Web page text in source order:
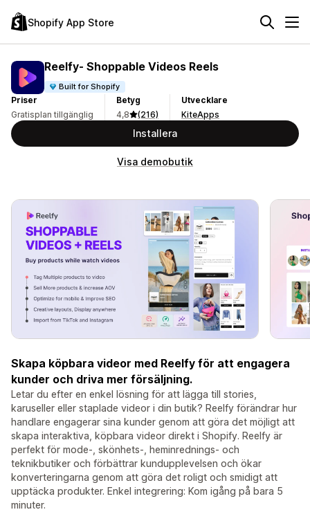
Shopify App Store
Reelfy‑ Shoppable Videos Reels
Built for Shopify
Priser
Gratisplan tillgänglig
Betyg
4,8
(216)
Utvecklare
KiteApps
Installera
Visa demobutik
Skapa köpbara videor med Reelfy för att engagera
kunder och driva mer försäljning.
Letar du efter en enkel lösning för att lägga till stories,
karuseller eller staplade videor i din butik? Reelfy förändrar hur
handlare engagerar sina kunder genom att göra det möjligt att
skapa interaktiva, köpbara videor direkt i Shopify. Reelfy är
perfekt för mode-, skönhets-, heminrednings- och
teknikbutiker och förbättrar kundupplevelsen och ökar
konverteringarna genom att göra det roligt och smidigt att
upptäcka produkter. Enkel integrering: Kom igång på bara 5
minuter.